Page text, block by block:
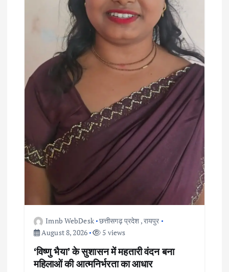
Imnb WebDesk छत्तीसगढ़ प्रदेश ,रायपुर
August 8, 2026
5 views
‘विष्णु भैया’ के सुशासन में महतारी वंदन बना
महिलाओं की आत्मनिर्भरता का आधार